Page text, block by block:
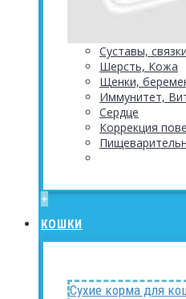
Суставы,
Шерсть, Кожа
Щенки,
Иммунитет,
Сердце
Коррекция
+
КОШКИ
Сухие корма для